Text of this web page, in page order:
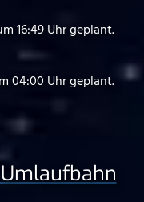
16:49 Uhr geplant.
04:00 Uhr geplant.